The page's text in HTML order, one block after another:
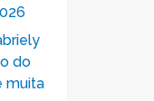
do
muita